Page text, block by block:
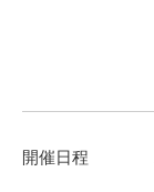
開催日程